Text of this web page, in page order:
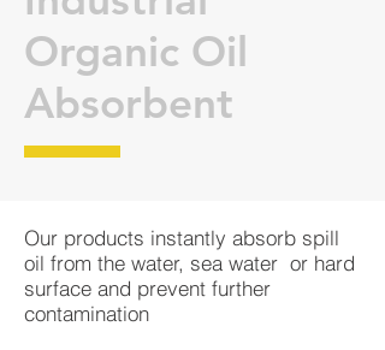
Organic Oil
Absorbent
Our products instantly absorb spill
oil from the water, sea water or hard
surface and prevent further
contamination